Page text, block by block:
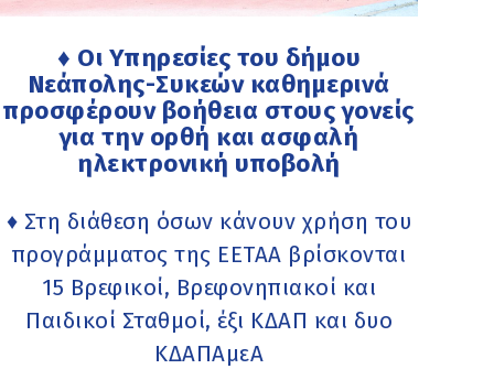
♦ Οι Υπηρεσίες του δήμου
Νεάπολης-Συκεών καθημερινά
προσφέρουν βοήθεια στους γονείς
για την ορθή και ασφαλή
ηλεκτρονική υποβολή
♦ Στη διάθεση όσων κάνουν χρήση του
προγράμματος της ΕΕΤΑΑ βρίσκονται
15 Βρεφικοί, Βρεφονηπιακοί και
Παιδικοί Σταθμοί, έξι ΚΔΑΠ και δυο
ΚΔΑΠΑμεΑ